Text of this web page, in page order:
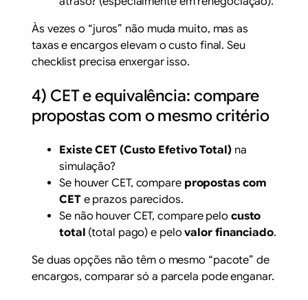
Às vezes o “juros” não muda muito, mas as
taxas e encargos elevam o custo final. Seu
checklist precisa enxergar isso.
4) CET e equivalência: compare
propostas com o mesmo critério
Existe CET (Custo Efetivo Total)na
simulação?
Se houver CET, compare propostas com
CETe prazos parecidos.
Se não houver CET, compare pelo custo
total (total pago) e pelovalor financiado.
Se duas opções não têm o mesmo “pacote” de
encargos, comparar só a parcela pode enganar.